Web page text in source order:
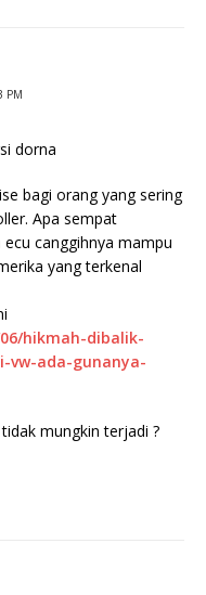
PM
dorna
bagi orang yang sering
Apa sempat
canggihnya mampu
yang terkenal
hikmah-dibalik-
vw-ada-gunanya-
mungkin terjadi ?